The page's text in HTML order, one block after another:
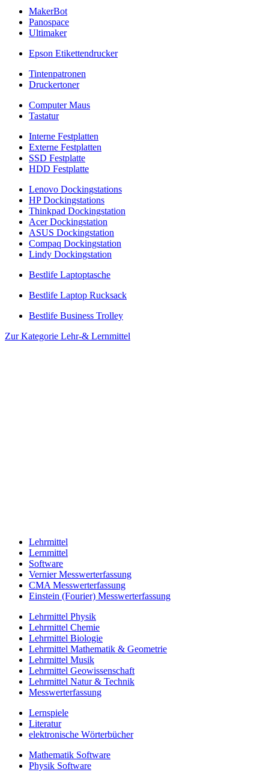
MakerBot
Panospace
Ultimaker
Epson Etikettendrucker
Tintenpatronen
Druckertoner
Computer Maus
Tastatur
Interne Festplatten
Externe Festplatten
SSD Festplatte
HDD Festplatte
Lenovo Dockingstations
HP Dockingstations
Thinkpad Dockingstation
Acer Dockingstation
ASUS Dockingstation
Compaq Dockingstation
Lindy Dockingstation
Bestlife Laptoptasche
Bestlife Laptop Rucksack
Bestlife Business Trolley
Zur Kategorie Lehr-& Lernmittel
Lehrmittel
Lernmittel
Software
Vernier Messwerterfassung
CMA Messwerterfassung
Einstein (Fourier) Messwerterfassung
Lehrmittel Physik
Lehrmittel Chemie
Lehrmittel Biologie
Lehrmittel Mathematik & Geometrie
Lehrmittel Musik
Lehrmittel Geowissenschaft
Lehrmittel Natur & Technik
Messwerterfassung
Lernspiele
Literatur
elektronische Wörterbücher
Mathematik Software
Physik Software